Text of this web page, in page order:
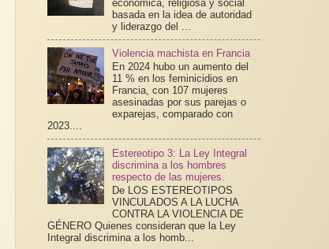
económica, religiosa y social
basada en la idea de autoridad
y liderazgo del ...
Violencia machista en Francia
En 2024 hubo un aumento del
11 % en los feminicidios en
Francia, con 107 mujeres
asesinadas por sus parejas o
exparejas, comparado con
2023....
Estereotipo 3: La Ley Integral
discrimina a los hombres
respecto de las mujeres.
De LOS ESTEREOTIPOS
VINCULADOS A LA LUCHA
CONTRA LA VIOLENCIA DE
GÉNERO Quienes consideran que la Ley
Integral discrimina a los homb...